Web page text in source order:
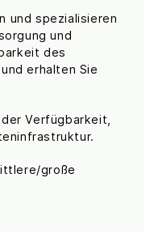
und spezialisieren
und
des
erhalten Sie
Verfügbarkeit,
große